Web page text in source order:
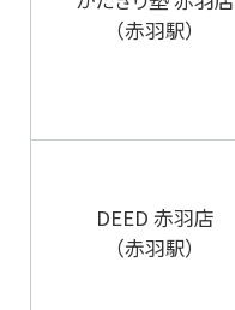
（赤羽駅）
DEED 赤羽店
（赤羽駅）